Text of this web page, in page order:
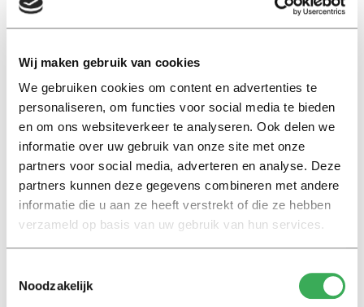
Wij maken gebruik van cookies
We gebruiken cookies om content en advertenties te
personaliseren, om functies voor social media te bieden
en om ons websiteverkeer te analyseren. Ook delen we
informatie over uw gebruik van onze site met onze
partners voor social media, adverteren en analyse. Deze
partners kunnen deze gegevens combineren met andere
informatie die u aan ze heeft verstrekt of die ze hebben
verzameld op basis van uw gebruik van hun services.
Noodzakelijk
rugbymannen, Tarantula maakt
21 oktober 2021
Achtergrond
Voetbalvereniging Merlijn stelt
vertrouwenscontactpersoon
aan
06 april 2021
Emmy Veenema: ‘Ze zeggen wel: